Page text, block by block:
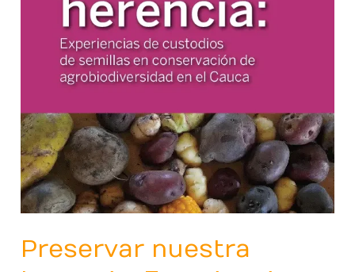
Preservar nuestra
Experiencias
custodios
en
conservación
de
agrobiodiversidad
en
Cauca